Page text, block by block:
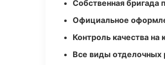
Собственная бригада
Официальное
Контроль качества
Все виды отделочных